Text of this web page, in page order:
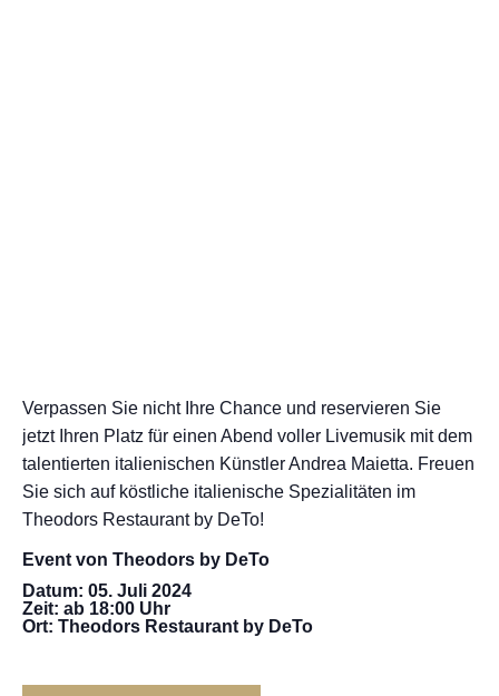
Verpassen Sie nicht Ihre Chance und reservieren Sie
jetzt Ihren Platz für einen Abend voller Livemusik mit dem
talentierten italienischen Künstler Andrea Maietta. Freuen
Sie sich auf köstliche italienische Spezialitäten im
Theodors Restaurant by DeTo!
Event von Theodors by DeTo
Datum: 05. Juli 2024
Zeit: ab 18:00 Uhr
Ort: Theodors Restaurant by DeTo